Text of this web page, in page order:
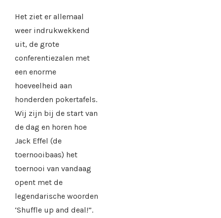
Het ziet er allemaal
weer indrukwekkend
uit, de grote
conferentiezalen met
een enorme
hoeveelheid aan
honderden pokertafels.
Wij zijn bij de start van
de dag en horen hoe
Jack Effel (de
toernooibaas) het
toernooi van vandaag
opent met de
legendarische woorden
‘Shuffle up and deal!”.